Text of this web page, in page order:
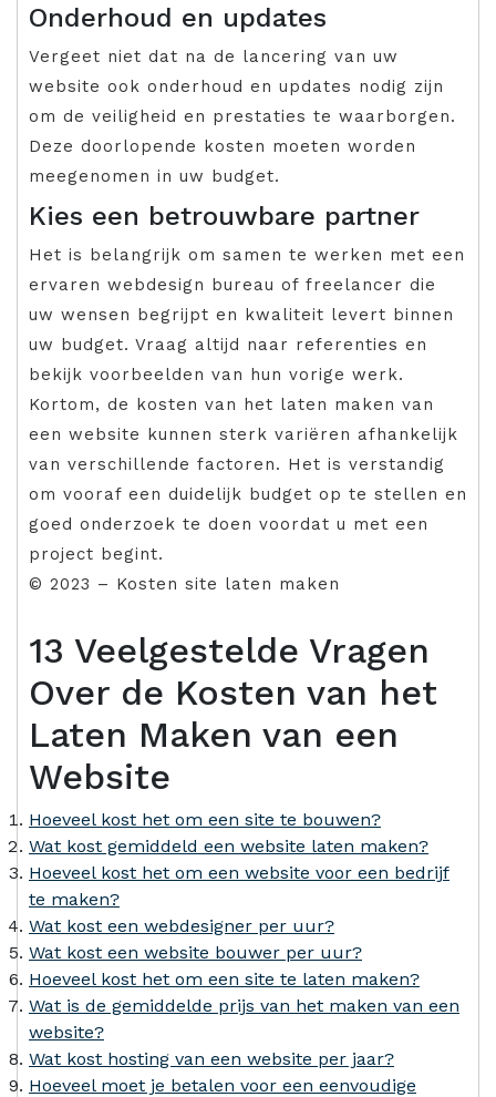
Onderhoud en updates
Vergeet niet dat na de lancering van uw
website ook onderhoud en updates nodig zijn
om de veiligheid en prestaties te waarborgen.
Deze doorlopende kosten moeten worden
meegenomen in uw budget.
Kies een betrouwbare partner
Het is belangrijk om samen te werken met een
ervaren webdesign bureau of freelancer die
uw wensen begrijpt en kwaliteit levert binnen
uw budget. Vraag altijd naar referenties en
bekijk voorbeelden van hun vorige werk.
Kortom, de kosten van het laten maken van
een website kunnen sterk variëren afhankelijk
van verschillende factoren. Het is verstandig
om vooraf een duidelijk budget op te stellen en
goed onderzoek te doen voordat u met een
project begint.
© 2023 – Kosten site laten maken
13 Veelgestelde Vragen
Over de Kosten van het
Laten Maken van een
Website
Hoeveel kost het om een ​​site te bouwen?
Wat kost gemiddeld een website laten maken?
Hoeveel kost het om een ​​website voor een bedrijf
te maken?
Wat kost een webdesigner per uur?
Wat kost een website bouwer per uur?
Hoeveel kost het om een site te laten maken?
Wat is de gemiddelde prijs van het maken van een
website?
Wat kost hosting van een website per jaar?
Hoeveel moet je betalen voor een eenvoudige